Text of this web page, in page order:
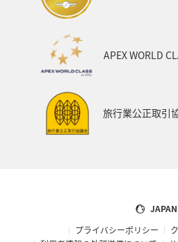
APEX WORLD
旅行業公正取引
JAPAN
プライバシーポリシー